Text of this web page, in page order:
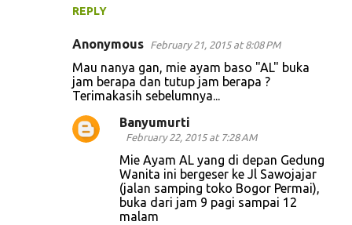
REPLY
Anonymous February 21, 2015 at 8:08 PM
Mau nanya gan, mie ayam baso "AL" buka
jam berapa dan tutup jam berapa ?
Terimakasih sebelumnya...
Banyumurti
February 22, 2015 at 7:28 AM
Mie Ayam AL yang di depan Gedung
Wanita ini bergeser ke Jl Sawojajar
(jalan samping toko Bogor Permai),
buka dari jam 9 pagi sampai 12
malam